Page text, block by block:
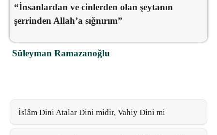
“İnsanlardan ve cinlerden olan şeytanın
şerrinden Allah’a sığnırım”
Süleyman Ramazanoğlu
İslâm Dini Atalar Dini midir, Vahiy Dini mi